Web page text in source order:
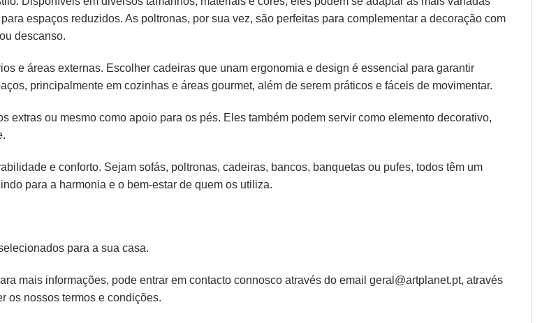
espaços reduzidos. As poltronas, por sua vez, são perfeitas para complementar a decoração com
descanso.
e áreas externas. Escolher cadeiras que unam ergonomia e design é essencial para garantir
principalmente em cozinhas e áreas gourmet, além de serem práticos e fáceis de movimentar.
ou mesmo como apoio para os pés. Eles também podem servir como elemento decorativo,
e conforto. Sejam sofás, poltronas, cadeiras, bancos, banquetas ou pufes, todos têm um
para a harmonia e o bem-estar de quem os utiliza.
para a sua casa.
mais informações, pode entrar em contacto connosco através do email geral@artplanet.pt, através
os nossos termos e condições.